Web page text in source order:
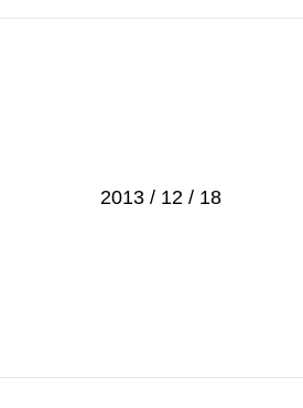
2013 / 12 / 18